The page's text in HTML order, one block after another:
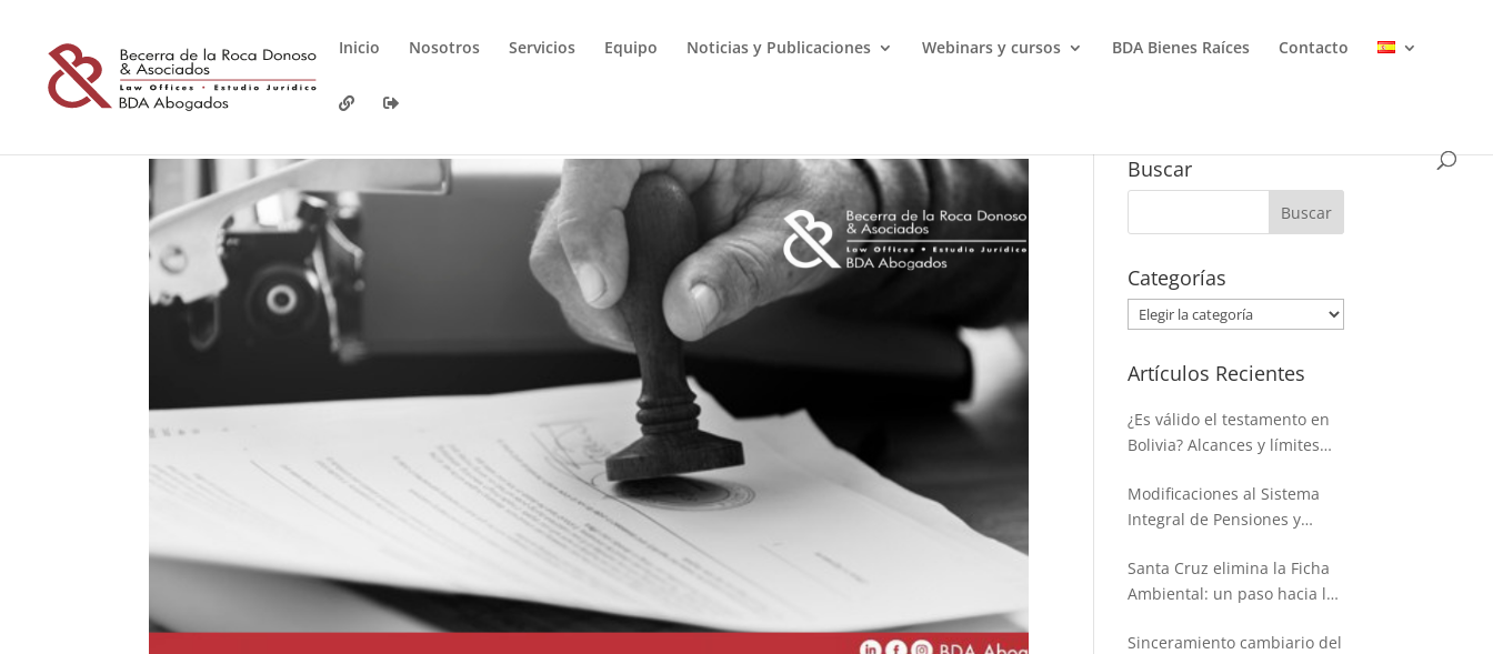
Inicio Nosotros Servicios Equipo Noticias y Publicaciones Webinars y cursos BDA Bienes Raíces Contacto
Buscar
Categorías
Categorías
Artículos Recientes
¿Es válido el testamento en
Bolivia? Alcances y límites
hereditaria
Modificaciones al Sistema
Integral de Pensiones y
Santa Cruz elimina la Ficha
Ambiental: un paso hacia la
Sinceramiento cambiario del